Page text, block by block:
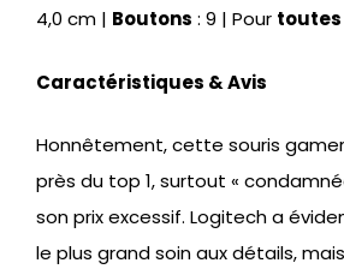
4,0 cm | Boutons : 9 | Pour toutes
Caractéristiques & Avis
Honnêtement, cette souris
près du top 1, surtout «
son prix excessif. Logitech a
le plus grand soin aux détails,